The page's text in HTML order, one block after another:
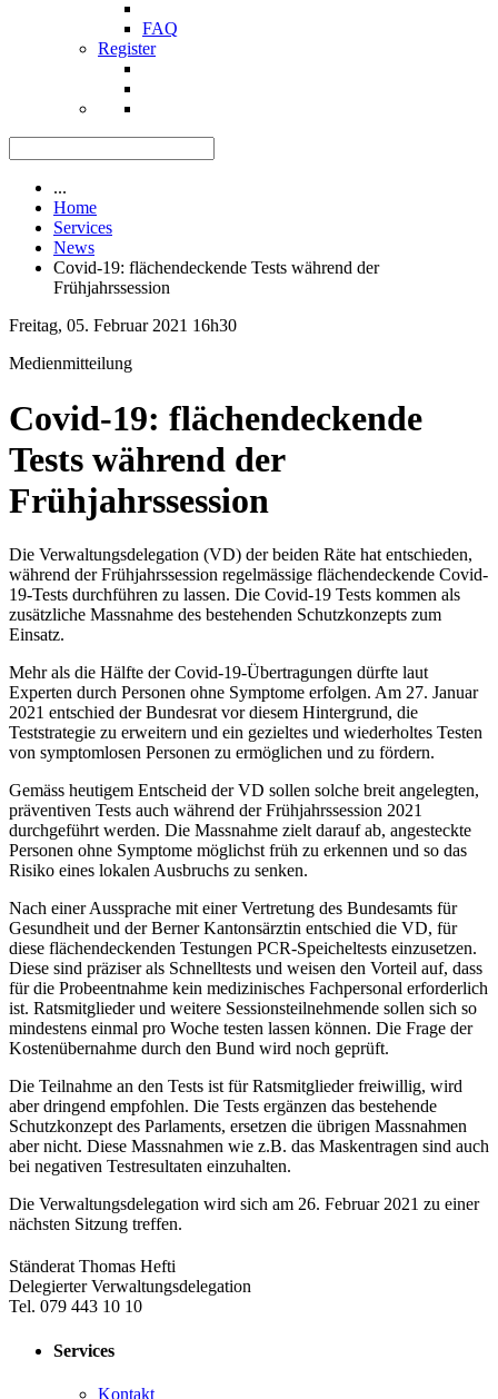
FAQ
Register
...
Home
Services
News
Covid-19: flächendeckende Tests während der
Frühjahrssession
Freitag, 05. Februar 2021 16h30
Medienmitteilung
Covid-19: flächendeckende
Tests während der
Frühjahrssession
Die Verwaltungsdelegation (VD) der beiden Räte hat entschieden,
während der Frühjahrssession regelmässige flächendeckende Covid-
19-Tests durchführen zu lassen. Die Covid-19 Tests kommen als
zusätzliche Massnahme des bestehenden Schutzkonzepts zum
Einsatz.
Mehr als die Hälfte der Covid-19-Übertragungen dürfte laut
Experten durch Personen ohne Symptome erfolgen. Am 27. Januar
2021 entschied der Bundesrat vor diesem Hintergrund, die
Teststrategie zu erweitern und ein gezieltes und wiederholtes Testen
von symptomlosen Personen zu ermöglichen und zu fördern.
Gemäss heutigem Entscheid der VD sollen solche breit angelegten,
präventiven Tests auch während der Frühjahrssession 2021
durchgeführt werden. Die Massnahme zielt darauf ab, angesteckte
Personen ohne Symptome möglichst früh zu erkennen und so das
Risiko eines lokalen Ausbruchs zu senken.
Nach einer Aussprache mit einer Vertretung des Bundesamts für
Gesundheit und der Berner Kantonsärztin entschied die VD, für
diese flächendeckenden Testungen PCR-Speicheltests einzusetzen.
Diese sind präziser als Schnelltests und weisen den Vorteil auf, dass
für die Probeentnahme kein medizinisches Fachpersonal erforderlich
ist. Ratsmitglieder und weitere Sessionsteilnehmende sollen sich so
mindestens einmal pro Woche testen lassen können. Die Frage der
Kostenübernahme durch den Bund wird noch geprüft.
Die Teilnahme an den Tests ist für Ratsmitglieder freiwillig, wird
aber dringend empfohlen. Die Tests ergänzen das bestehende
Schutzkonzept des Parlaments, ersetzen die übrigen Massnahmen
aber nicht. Diese Massnahmen wie z.B. das Maskentragen sind auch
bei negativen Testresultaten einzuhalten.
Die Verwaltungsdelegation wird sich am 26. Februar 2021 zu einer
nächsten Sitzung treffen.
​Ständerat Thomas Hefti
Delegierter Verwaltungsdelegation
Tel. 079 443 10 10
Services
Kontakt